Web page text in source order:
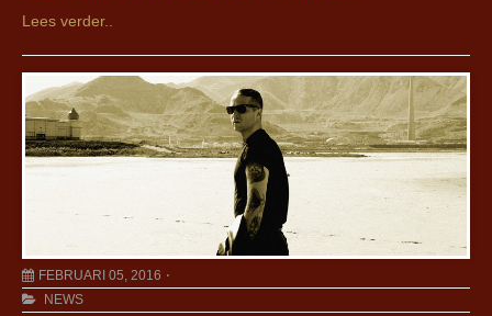
Lees verder..
FEBRUARI 05, 2016
NEWS